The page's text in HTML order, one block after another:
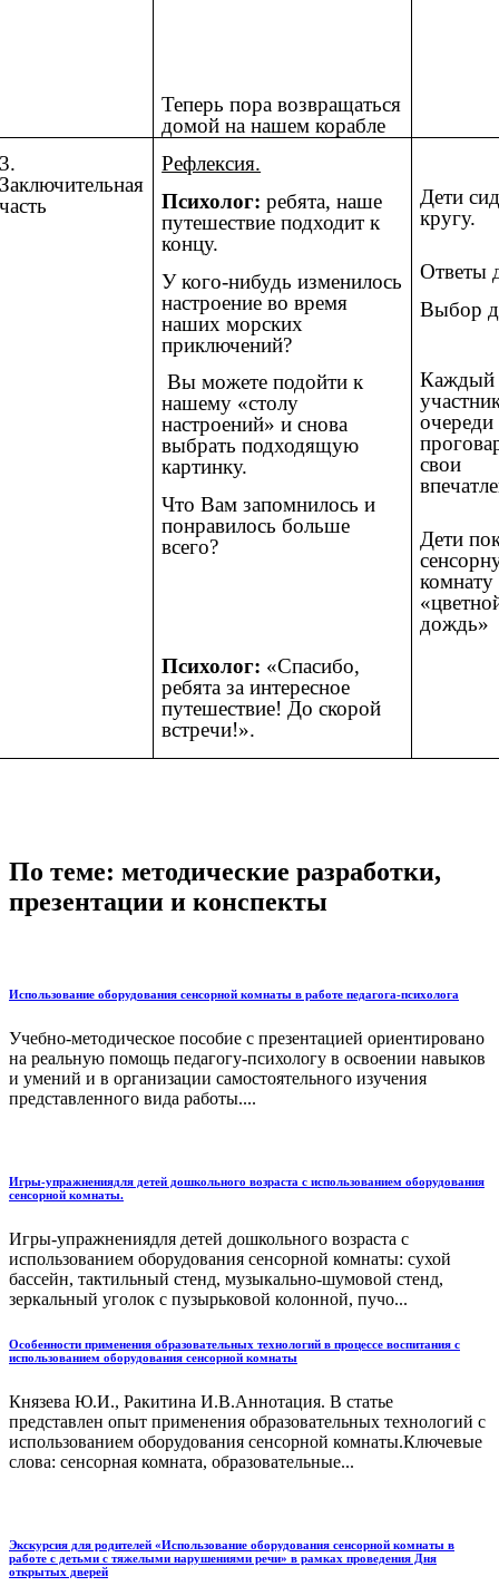
Теперь пора возвращаться
домой на нашем корабле
3.
Заключительная
часть
Рефлексия.
Психолог: ребята, наше
путешествие подходит к
концу.
У кого-нибудь изменилось
настроение во время
наших морских
приключений?
Вы можете подойти к
нашему «столу
настроений» и снова
выбрать подходящую
картинку.
Что Вам запомнилось и
понравилось больше
всего?
Психолог: «Спасибо,
ребята за интересное
путешествие! До скорой
встречи!».
Дети
кругу.
Ответы
Выбор
Каждый
очереди
свои
Дети
комнату
дождь»
По теме: методические разработки,
презентации и конспекты
Использование оборудования сенсорной комнаты в работе педагога-психолога
Учебно-методическое пособие с презентацией ориентировано
на реальную помощь педагогу-психологу в освоении навыков
и умений и в организации самостоятельного изучения
представленного вида работы....
Игры-упражнениядля детей дошкольного возраста с использованием оборудования
сенсорной комнаты.
Игры-упражнениядля детей дошкольного возраста с
использованием оборудования сенсорной комнаты: сухой
бассейн, тактильный стенд, музыкально-шумовой стенд,
зеркальный уголок с пузырьковой колонной, пучо...
Особенности применения образовательных технологий в процессе воспитания с
использованием оборудования сенсорной комнаты
Князева Ю.И., Ракитина И.В.Аннотация. В статье
представлен опыт применения образовательных технологий с
использованием оборудования сенсорной комнаты.Ключевые
слова: сенсорная комната, образовательные...
Экскурсия для родителей «Использование оборудования сенсорной комнаты в
работе с детьми с тяжелыми нарушениями речи» в рамках проведения Дня
открытых дверей